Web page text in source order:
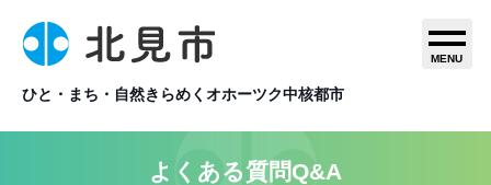
ひと・まち・自然きらめくオホーツク中核都市
MENU
よくある質問Q&A